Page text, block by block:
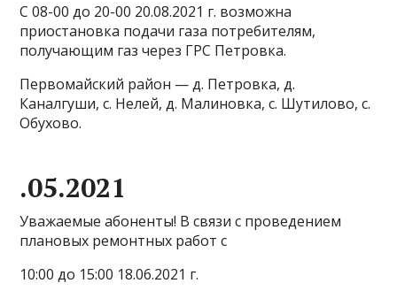
С 08-00 до 20-00 20.08.2021 г. возможна
приостановка подачи газа потребителям,
получающим газ через ГРС Петровка.
Первомайский район — д. Петровка, д.
Каналгуши, с. Нелей, д. Малиновка, с. Шутилово, с.
Обухово.
.05.2021
Уважаемые абоненты! В связи с проведением
плановых ремонтных работ с
10:00 до 15:00 18.06.2021 г.